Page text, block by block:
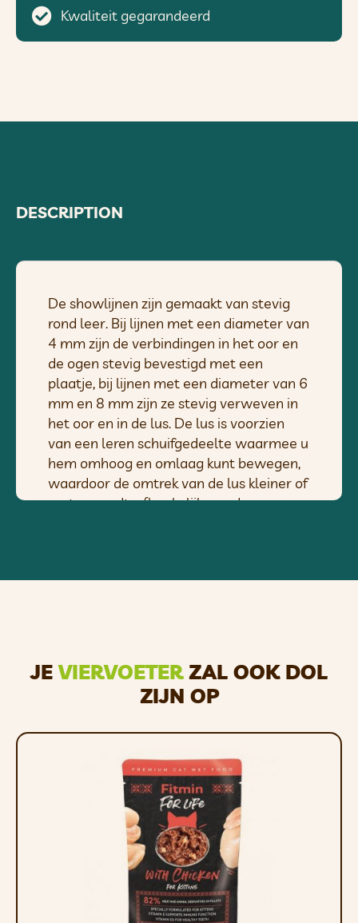
Kwaliteit gegarandeerd
DESCRIPTION
De showlijnen zijn gemaakt van stevig
rond leer. Bij lijnen met een diameter van
4 mm zijn de verbindingen in het oor en
de ogen stevig bevestigd met een
plaatje, bij lijnen met een diameter van 6
mm en 8 mm zijn ze stevig verweven in
het oor en in de lus. De lus is voorzien
van een leren schuifgedeelte waarmee u
hem omhoog en omlaag kunt bewegen,
waardoor de omtrek van de lus kleiner of
groter wordt, afhankelijk van de
verzorgd met geschikte producten die
Materiaal: 100% rond leer
cm, Maximale nekomtrek: 80 cm
JEVIERVOETERZAL OOK DOL
ZIJN OP